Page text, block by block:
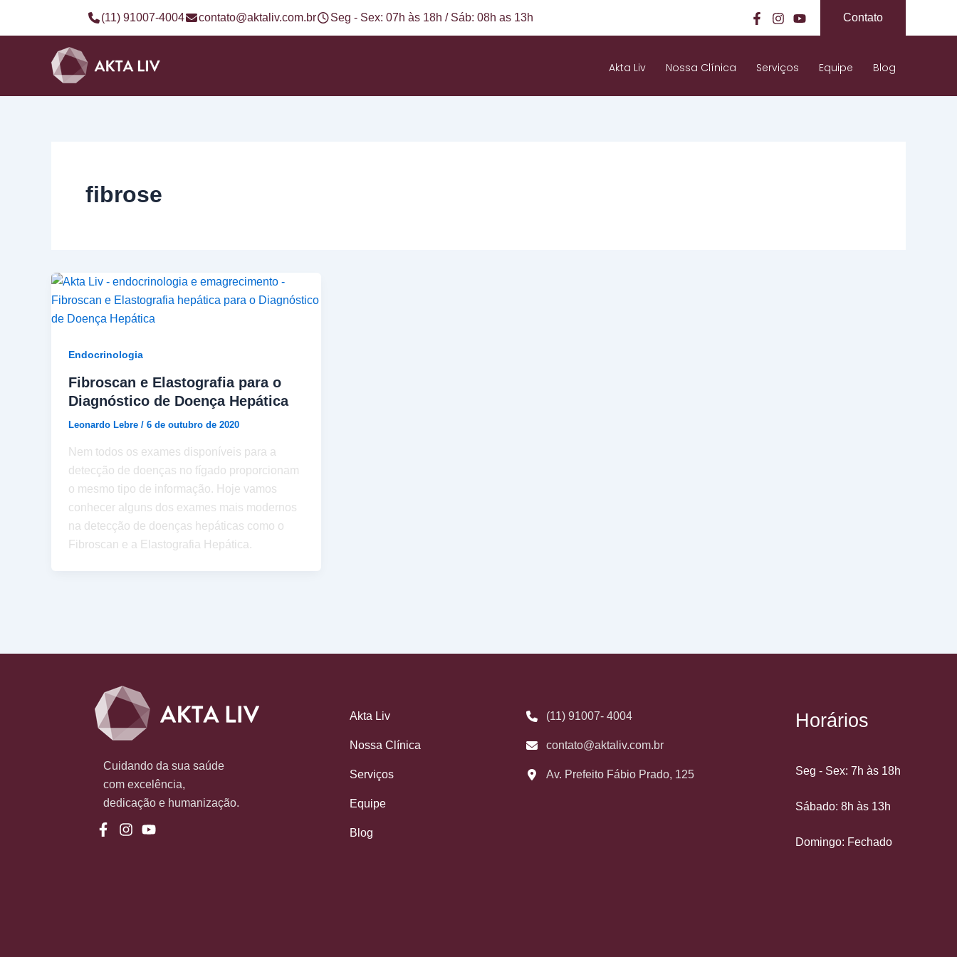
(11) 91007-4004 contato@aktaliv.com.br Seg - Sex: 07h às 18h / Sáb: 08h as 13h Contato
Akta Liv Nossa Clínica Serviços Equipe Blog
fibrose
Endocrinologia
Fibroscan e Elastografia para o
Diagnóstico de Doença Hepática
Leonardo Lebre / 6 de outubro de 2020
Nem todos os exames disponíveis para a
detecção de doenças no fígado proporcionam
o mesmo tipo de informação. Hoje vamos
conhecer alguns dos exames mais modernos
na detecção de doenças hepáticas como o
Fibroscan e a Elastografia Hepática.
Cuidando da sua saúde
com excelência,
dedicação e humanização.
Akta Liv
Nossa Clínica
Serviços
Equipe
Blog
(11) 91007- 4004
contato@aktaliv.com.br
Av. Prefeito Fábio Prado, 125
Horários
Seg - Sex: 7h às 18h
Sábado: 8h às 13h
Domingo: Fechado